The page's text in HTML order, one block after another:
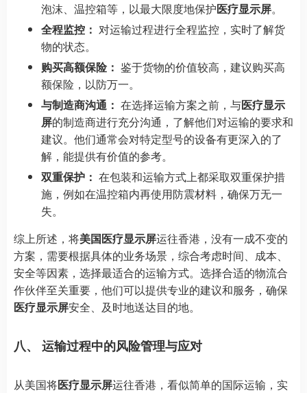
泡沫、温控箱等，以最大限度地保护医疗显示屏。
全程监控： 对运输过程进行全程监控，实时了解货
物的状态。
购买高额保险： 鉴于货物的价值较高，建议购买高
额保险，以防万一。
与制造商沟通： 在选择运输方案之前，与医疗显示
屏的制造商进行充分沟通，了解他们对运输的要求和
建议。他们通常会对特定型号的设备有更深入的了
解，能提供有价值的参考。
双重保护： 在包装和运输方式上都采取双重保护措
施，例如在温控箱内再使用防震材料，确保万无一
失。
综上所述，将美国医疗显示屏运往香港，没有一成不变的
方案，需要根据具体的业务场景，综合考虑时间、成本、
安全等因素，选择最适合的运输方式。选择合适的物流合
作伙伴至关重要，他们可以提供专业的建议和服务，确保
医疗显示屏安全、及时地送达目的地。
八、 运输过程中的风险管理与应对
从美国将医疗显示屏运往香港，看似简单的国际运输，实